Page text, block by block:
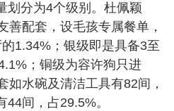
划分为4个级别。杜佩颖
善配套，设毛孩专属餐单，
1.34%；银级即是具备3至
；铜级为容许狗只进
如水碗及清洁工具有82间，
间，占29.5%。